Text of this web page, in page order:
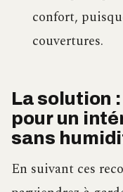
confort,
couvertures.
La solution
pour un
sans
En suivant ces